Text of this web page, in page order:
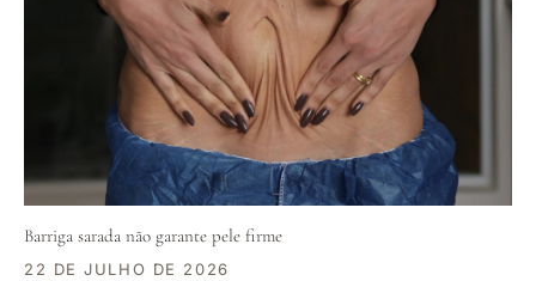
Barriga sarada não garante pele firme
22 DE JULHO DE 2026